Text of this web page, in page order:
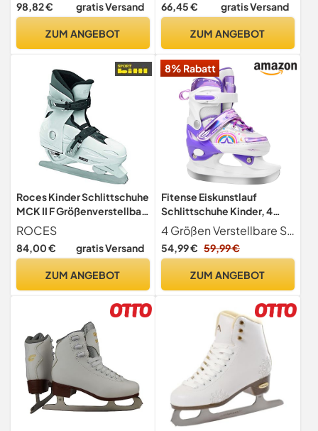
98,82 € gratis Versand
ZUM ANGEBOT
66,45 € gratis Versand
ZUM ANGEBOT
Roces Kinder Schlittschuhe
MCK II F Größenverstellbar,
White-Black, 36/40,
450519-002
ROCES
84,00 € gratis Versand
ZUM ANGEBOT
8% Rabatt
Fitense Eiskunstlauf
Schlittschuhe Kinder, 4
Größen Verstellbare
Schlittschuhe Mädchen,
Schlittschuhe für Kinder
Schlittschuhe Push,
4 Größen Verstellbare Schlittschuhe für Kinder Die Fitense Schlittschuhe Mädchen bieten 4 verstellbare Größen, die mit den Füßen Ihres Kindes mitwachsen, sodass die Kinder diese Schlittschuhe jahrelang genießen können. Drücken Sie einfach den Knopf und verlängern Sie die Zehe, um die richtige Schuhlänge zu erreichen. (S 28-31, M 32-35, L 36-39)
54,99 € 59,99 €
ZUM ANGEBOT